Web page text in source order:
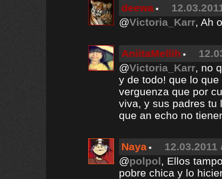
deewa
@Victoria_Karr, Ah
AniitaMellih
@Victoria_Karr, no
y de todo! que lo
verguenza que por
viva, y sus padres tu
que an echo no
Naya
@polpol, Ellos
pobre chica y lo